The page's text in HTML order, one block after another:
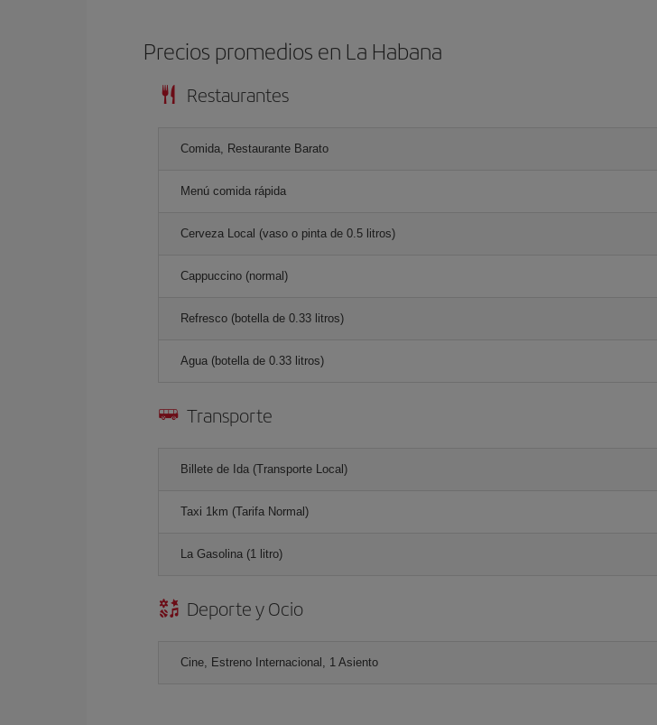
Precios promedios en La Habana
Restaurantes
Comida, Restaurante Barato
Menú comida rápida
Cerveza Local (vaso o pinta de 0.5 litros)
Cappuccino (normal)
Refresco (botella de 0.33 litros)
Agua (botella de 0.33 litros)
Transporte
Billete de Ida (Transporte Local)
Taxi 1km (Tarifa Normal)
La Gasolina (1 litro)
Deporte y Ocio
Cine, Estreno Internacional, 1 Asiento